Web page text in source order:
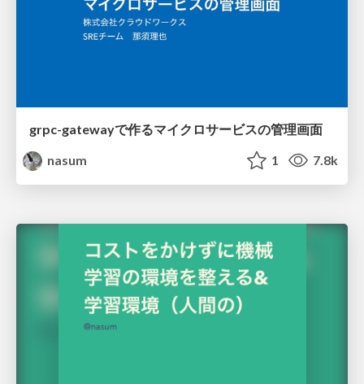
grpc-gatewayで作るマイクロサービスの管理画面
nasum
1 7.8k